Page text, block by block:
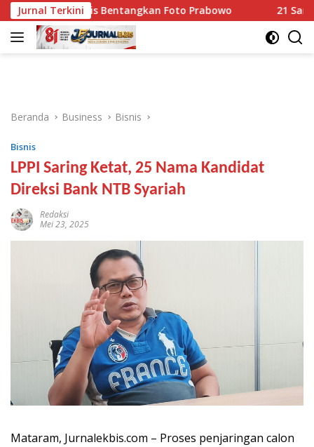
Langsung
ke
konten
Jurnal Terkini
Waris Bentangkan Foto Prabowo 21 Sampel Pangan
Beranda Business Bisnis
Bisnis
LPPI Saring Ketat, 25 Nama Kandidat
Direksi Bank NTB Syariah
Redaksi
Mei 23, 2025
Mataram, Jurnalekbis.com – Proses penjaringan calon